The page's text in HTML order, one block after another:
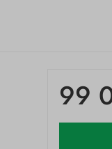
99